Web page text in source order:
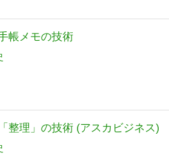
帳メモの技術
整理」の技術 (アスカビジネス)